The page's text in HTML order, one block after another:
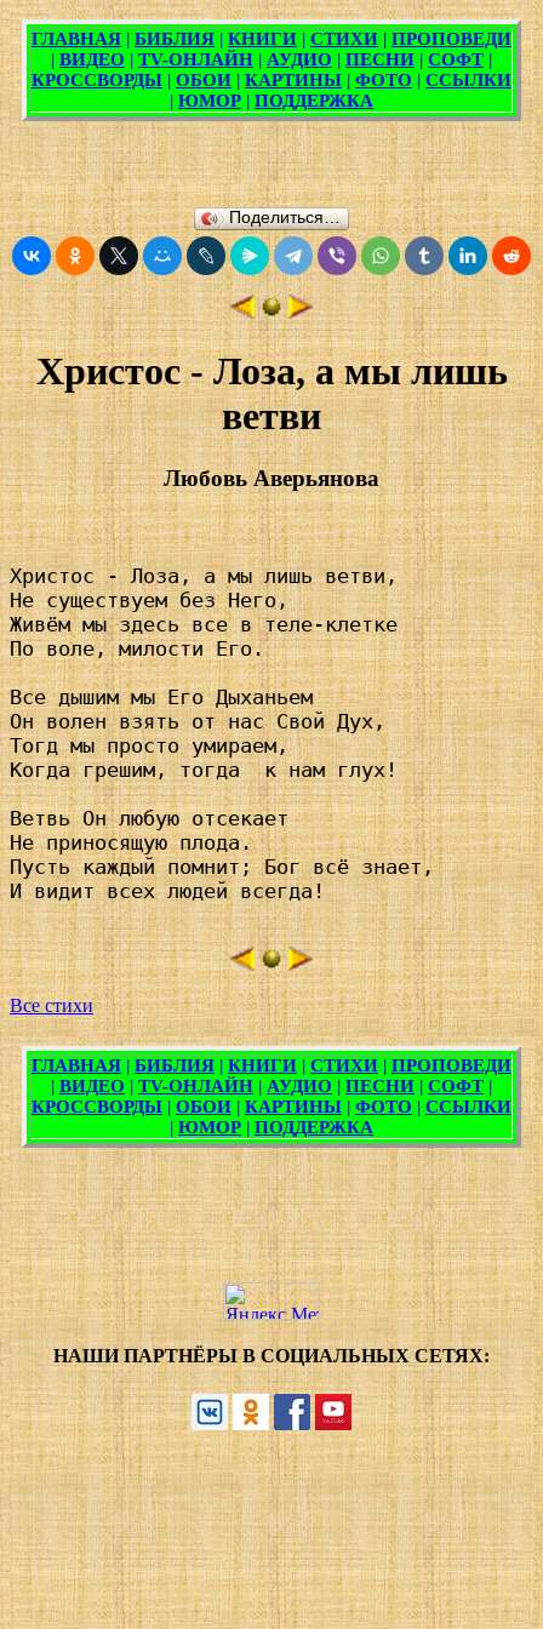
Поделиться…
Христос - Лоза, а мы лишь
ветви
Любовь Аверьянова
Христос - Лоза, а мы лишь ветви,
Не существуем без Него,
Живём мы здесь все в теле-клетке
По воле, милости Его.
Все дышим мы Его Дыханьем
Он волен взять от нас Свой Дух,
Тогд мы просто умираем,
Когда грешим, тогда  к нам глух!
Ветвь Он любую отсекает
Не приносящую плода.
Пусть каждый помнит; Бог всё знает,
И видит всех людей всегда!
Все стихи